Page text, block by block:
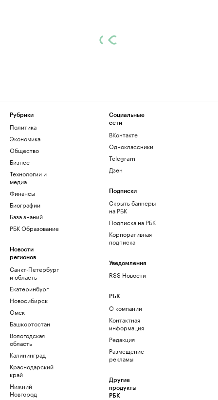
Рубрики
Политика
Экономика
Общество
Бизнес
Технологии и
медиа
Финансы
Биографии
База знаний
РБК Образование
Новости
регионов
Санкт-Петербург
и область
Екатеринбург
Новосибирск
Омск
Башкортостан
Вологодская
область
Калининград
Краснодарский
край
Нижний
Новгород
Социальные
сети
ВКонтакте
Одноклассники
Telegram
Дзен
Подписки
Скрыть баннеры
на РБК
Подписка на РБК
Корпоративная
подписка
Уведомления
RSS Новости
РБК
О компании
Контактная
информация
Редакция
Размещение
рекламы
Другие
продукты
РБК